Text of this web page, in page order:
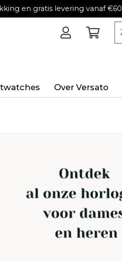
en gratis levering vanaf €60
Over Versato